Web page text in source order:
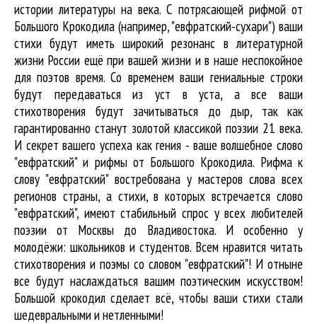
истории литературы на века. С потрясающей рифмой от
Большого Крокодила (например, "евфратский-сухари") ваши
стихи будут иметь широкий резонанс в литературной
жизни России ещё при вашей жизни и в наше неспокойное
для поэтов время. Со временем ваши гениальные строки
будут передаваться из уст в уста, а все ваши
стихотворения будут зачитываться до дыр, так как
гарантированно станут золотой классикой поэзии 21 века.
И секрет вашего успеха как гения - ваше волшебное слово
"евфратский" и рифмы от Большого Крокодила. Рифма к
слову "евфратский" востребована у мастеров слова всех
регионов страны, а стихи, в которых встречается слово
"евфратский", имеют стабильный спрос у всех любителей
поэзии от Москвы до Владивостока. И особенно у
молодёжи: школьников и студентов. Всем нравится читать
стихотворения и поэмы со словом "евфратский"! И отныне
все будут наслаждаться вашим поэтическим искусством!
Большой крокодил cделает всё, чтобы ваши стихи стали
шедевральными и нетленными!